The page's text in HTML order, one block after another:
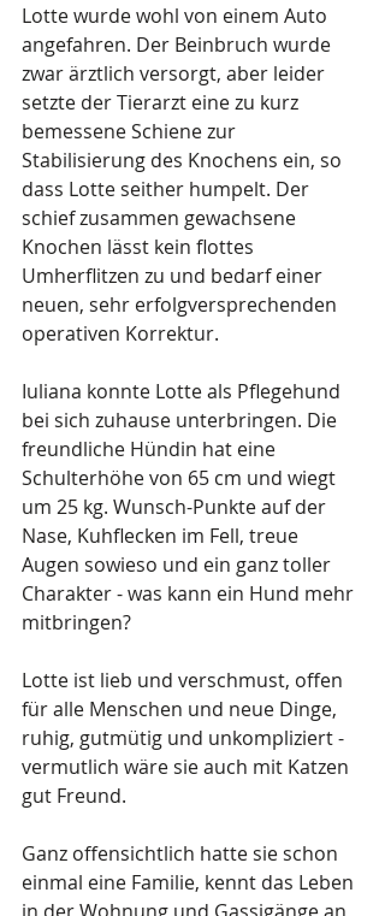
Lotte wurde wohl von einem Auto
angefahren. Der Beinbruch wurde
zwar ärztlich versorgt, aber leider
setzte der Tierarzt eine zu kurz
bemessene Schiene zur
Stabilisierung des Knochens ein, so
dass Lotte seither humpelt. Der
schief zusammen gewachsene
Knochen lässt kein flottes
Umherflitzen zu und bedarf einer
neuen, sehr erfolgversprechenden
operativen Korrektur.
Iuliana konnte Lotte als Pflegehund
bei sich zuhause unterbringen. Die
freundliche Hündin hat eine
Schulterhöhe von 65 cm und wiegt
um 25 kg. Wunsch-Punkte auf der
Nase, Kuhflecken im Fell, treue
Augen sowieso und ein ganz toller
Charakter - was kann ein Hund mehr
mitbringen?
Lotte ist lieb und verschmust, offen
für alle Menschen und neue Dinge,
ruhig, gutmütig und unkompliziert -
vermutlich wäre sie auch mit Katzen
gut Freund.
Ganz offensichtlich hatte sie schon
einmal eine Familie, kennt das Leben